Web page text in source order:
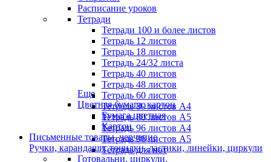
Расписание уроков
Тетради
Тетради 100 и более листов
Тетрадь 12 листов
Тетрадь 18 листов
Тетрадь 24/32 листа
Тетрадь 40 листов
Тетрадь 48 листов
Тетрадь 60 листов
Тетрадь 80 листов А4
Тетрадь 80 листов А5
Тетрадь 96 листов А4
Тетрадь 96 листов А5
Тетрадь для нот
Еще
Цветная бумага, картон
Бумага цветная
Картон
Письменные товары, черчение
Ручки, карандаши, точилки, ластики, линейки, циркули
Готовальни, циркули.